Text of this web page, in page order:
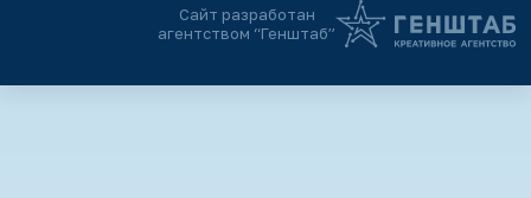
Сайт разработан
агентством “Генштаб”